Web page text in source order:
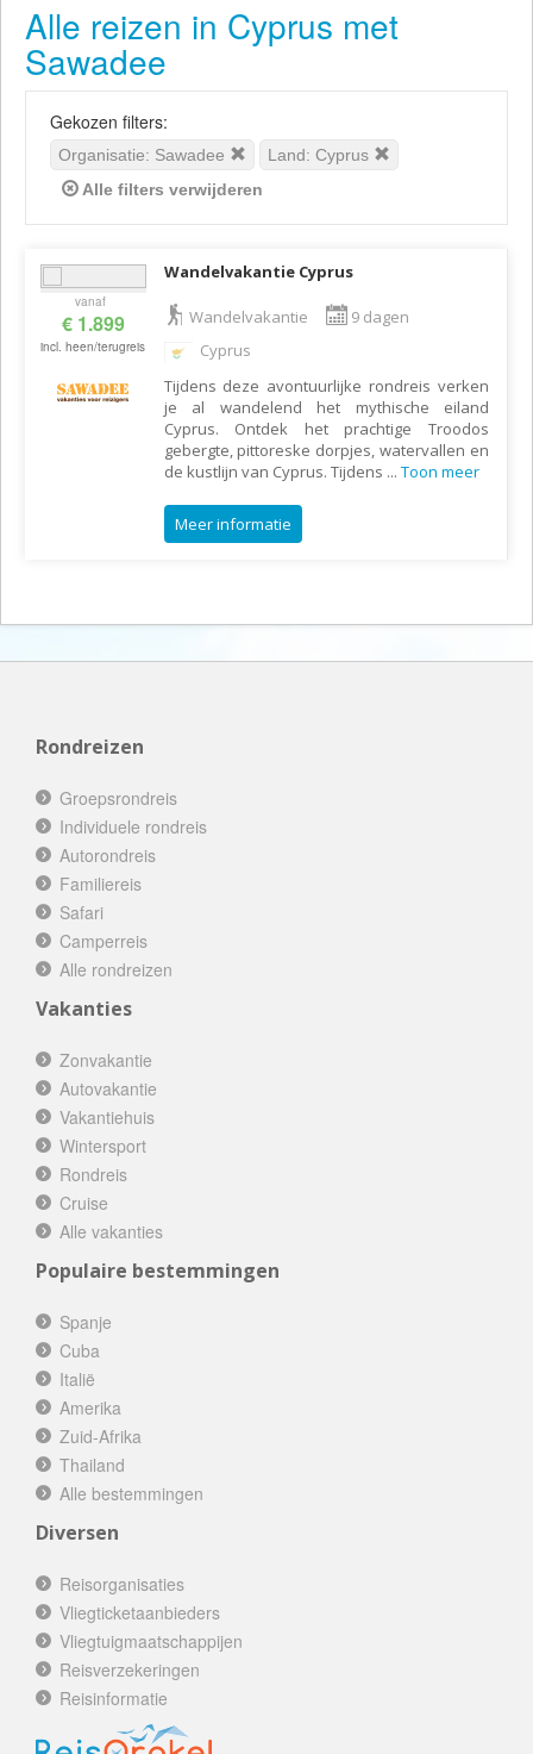
Alle reizen in Cyprus met
Sawadee
Gekozen filters:
Organisatie: Sawadee
Land: Cyprus
Alle filters verwijderen
vanaf
€ 1.899
incl. heen/terugreis
Wandelvakantie Cyprus
Wandelvakantie
9 dagen
Cyprus
Tijdens deze avontuurlijke rondreis verken
je al wandelend het mythische eiland
Cyprus. Ontdek het prachtige Troodos
gebergte, pittoreske dorpjes, watervallen en
de kustlijn van Cyprus. Tijdens ... Toon meer
Meer informatie
Rondreizen
Groepsrondreis
Individuele rondreis
Autorondreis
Familiereis
Safari
Camperreis
Alle rondreizen
Vakanties
Zonvakantie
Autovakantie
Vakantiehuis
Wintersport
Rondreis
Cruise
Alle vakanties
Populaire bestemmingen
Spanje
Cuba
Italië
Amerika
Zuid-Afrika
Thailand
Alle bestemmingen
Diversen
Reisorganisaties
Vliegticketaanbieders
Vliegtuigmaatschappijen
Reisverzekeringen
Reisinformatie